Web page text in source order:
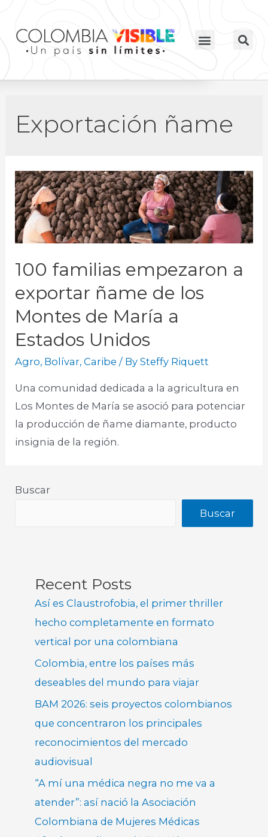
Exportación ñame
100 familias empezaron a
exportar ñame de los
Montes de María a
Estados Unidos
Agro, Bolívar,Caribe / BySteffy Riquett
Una comunidad dedicada a la agricultura en
Los Montes de María se asoció para potenciar
la producción de ñame diamante, producto
insignia de la región.​
Buscar
Buscar
Recent Posts
Así es Claustrofobia, el primer thriller
hecho completamente en formato
vertical por una colombiana
Colombia, entre los países más
deseables del mundo para viajar
BAM 2026: seis proyectos colombianos
que concentraron los principales
reconocimientos del mercado
audiovisual
“A mí una médica negra no me va a
atender”: así nació la Asociación
Colombiana de Mujeres Médicas